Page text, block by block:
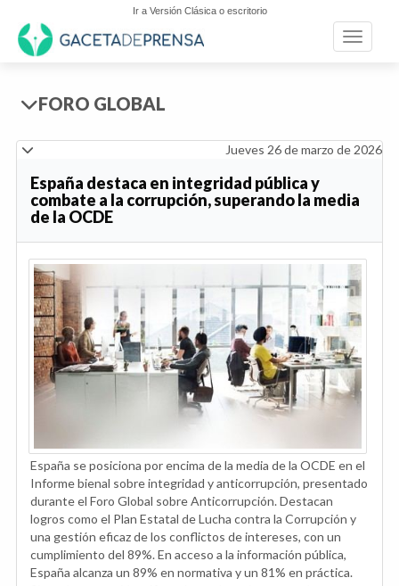
Ir a Versión Clásica o escritorio
Toggle
FORO GLOBAL
Jueves 26 de marzo de 2026
España destaca en integridad pública y
combate a la corrupción, superando la media
de la OCDE
España se posiciona por encima de la media de la OCDE en el
Informe bienal sobre integridad y anticorrupción, presentado
durante el Foro Global sobre Anticorrupción. Destacan
logros como el Plan Estatal de Lucha contra la Corrupción y
una gestión eficaz de los conflictos de intereses, con un
cumplimiento del 89%. En acceso a la información pública,
España alcanza un 89% en normativa y un 81% en práctica.